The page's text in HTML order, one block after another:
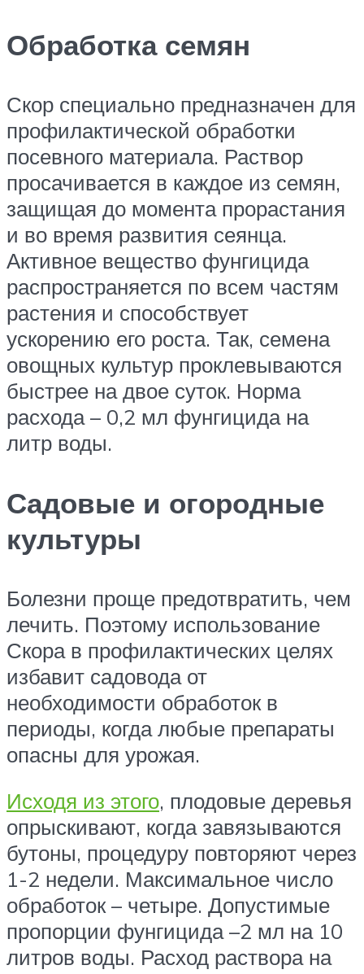
Обработка семян
Скор специально предназначен для
профилактической обработки
посевного материала. Раствор
просачивается в каждое из семян,
защищая до момента прорастания
и во время развития сеянца.
Активное вещество фунгицида
распространяется по всем частям
растения и способствует
ускорению его роста. Так, семена
овощных культур проклевываются
быстрее на двое суток. Норма
расхода – 0,2 мл фунгицида на
литр воды.
Садовые и огородные
культуры
Болезни проще предотвратить, чем
лечить. Поэтому использование
Скора в профилактических целях
избавит садовода от
необходимости обработок в
периоды, когда любые препараты
опасны для урожая.
Исходя из этого, плодовые деревья
опрыскивают, когда завязываются
бутоны, процедуру повторяют через
1-2 недели. Максимальное число
обработок – четыре. Допустимые
пропорции фунгицида –2 мл на 10
литров воды. Расход раствора на